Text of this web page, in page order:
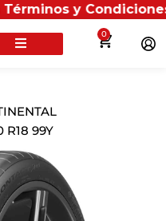
y Condiciones) -
0
99Y